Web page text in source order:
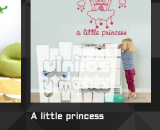
A little princess